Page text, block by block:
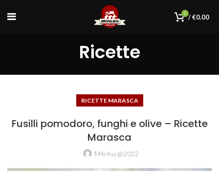
0 /€0.00
Ricette
RICETTE MARASCA
Fusilli pomodoro, funghi e olive – Ricette
Marasca
M4r4sc@2022